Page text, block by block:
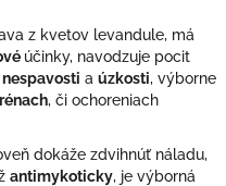
z kvetov levandule, má
účinky, navodzuje pocit
nespavosti a úzkosti, výborne
, či ochoreniach
dokáže zdvihnúť náladu,
antimykoticky, je výborná